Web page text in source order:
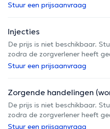
Stuur een prijsaanvraag
Injecties
De prijs is niet beschikbaar.
zodra de zorgverlener heeft
Stuur een prijsaanvraag
Zorgende handelingen
De prijs is niet beschikbaar.
zodra de zorgverlener heeft
Stuur een prijsaanvraag